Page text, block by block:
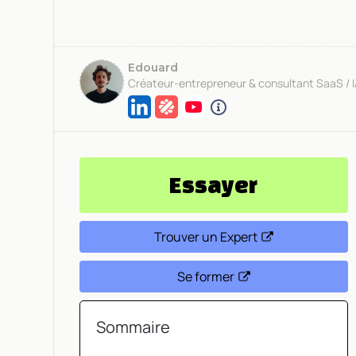
Edouard
Créateur-entrepreneur & consultant SaaS /
Essayer
Trouver un Expert
Se former
Sommaire